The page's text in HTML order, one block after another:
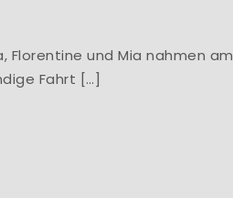
Florentine und Mia nahmen am
Fahrt […]